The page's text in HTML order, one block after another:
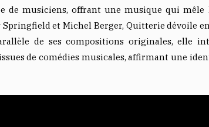
de musiciens, offrant une musique qui
et Michel Berger, Quitterie dévoile
de ses compositions originales, elle
de comédies musicales, affirmant une